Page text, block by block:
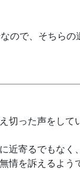
ので、そちらの
切った声をして
近寄るでもなく、
情を訴えるよう